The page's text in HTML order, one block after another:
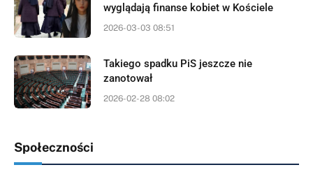
wyglądają finanse kobiet w Kościele
2026-03-03 08:51
Takiego spadku PiS jeszcze nie
zanotował
2026-02-28 08:02
Społeczności